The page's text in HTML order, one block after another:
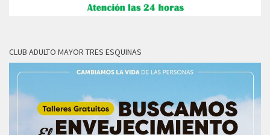
CLUB ADULTO MAYOR TRES ESQUINAS